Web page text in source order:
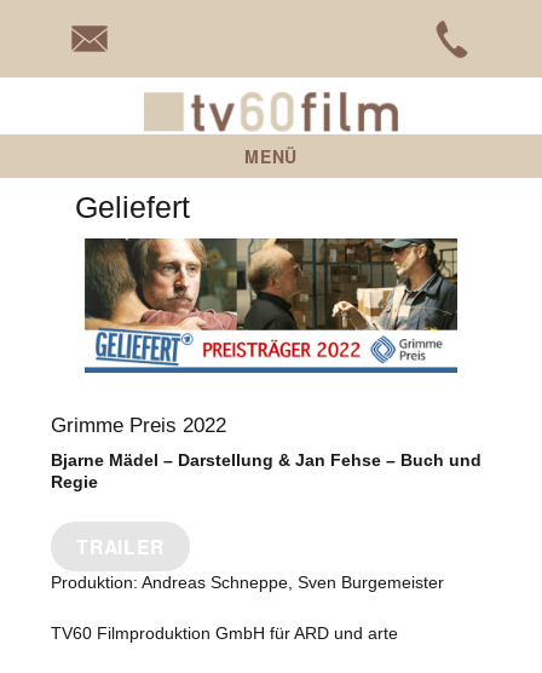
MENÜ
Geliefert
Grimme Preis 2022
Bjarne Mädel – Darstellung & Jan Fehse – Buch und
Regie
TRAILER
Produktion: Andreas Schneppe, Sven Burgemeister
TV60 Filmproduktion GmbH für ARD und arte